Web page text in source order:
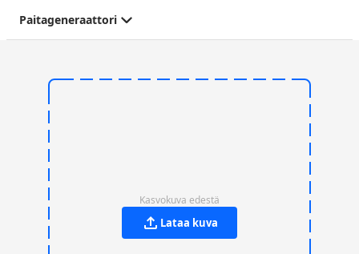
Paitageneraattori
Kasvokuva edestä
Lataa kuva